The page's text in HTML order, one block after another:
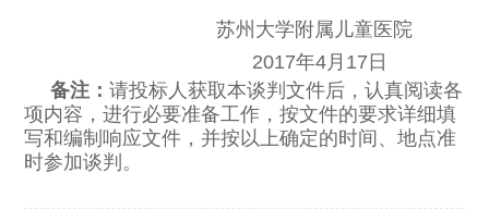
苏州大学附属儿童医院
2017年4月17日
备注：请投标人获取本谈判文件后，认真阅读各
项内容，进行必要准备工作，按文件的要求详细填
写和编制响应文件，并按以上确定的时间、地点准
时参加谈判。